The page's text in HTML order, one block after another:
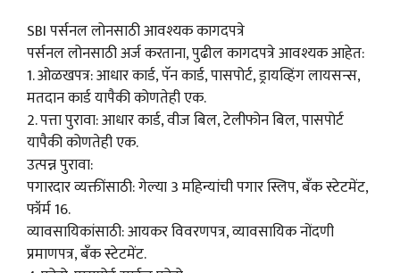
SBI पर्सनल लोनसाठी आवश्यक कागदपत्रे
पर्सनल लोनसाठी अर्ज करताना, पुढील कागदपत्रे आवश्यक आहेत:
1. ओळखपत्र: आधार कार्ड, पॅन कार्ड, पासपोर्ट, ड्रायव्हिंग लायसन्स,
मतदान कार्ड यापैकी कोणतेही एक.
2. पत्ता पुरावा: आधार कार्ड, वीज बिल, टेलीफोन बिल, पासपोर्ट
यापैकी कोणतेही एक.
उत्पन्न पुरावा:
पगारदार व्यक्तींसाठी: गेल्या 3 महिन्यांची पगार स्लिप, बँक स्टेटमेंट,
फॉर्म 16.
व्यावसायिकांसाठी: आयकर विवरणपत्र, व्यावसायिक नोंदणी
प्रमाणपत्र, बँक स्टेटमेंट.